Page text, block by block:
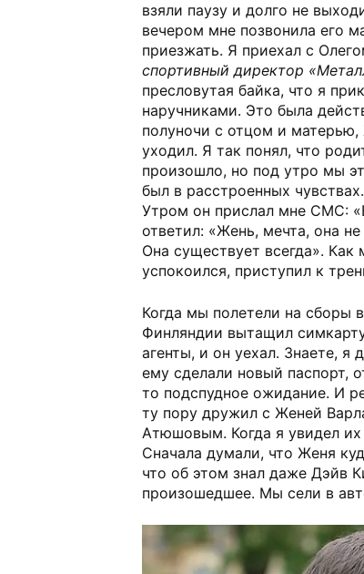
взяли паузу и долго не
вечером мне позвонила его
приезжать. Я приехал с
спортивный директор
пресловутая байка, что я
наручниками. Это была
полуночи с отцом и
уходил. Я так понял, что
произошло, но под утро мы
был в расстроенных
Утром он прислал мне СМС:
ответил: «Жень, мечта, она
Она существует всегда». Как
успокоился, приступил к
Когда мы полетели на
Финляндии вытащил
агенты, и он уехал. Знаете,
ему сделали новый паспорт,
то подспудное ожидание. И
ту пору дружил с Женей
Атюшовым. Когда я увидел
Сначала думали, что Женя
что об этом знал даже Дэйв
произошедшее. Мы сели в